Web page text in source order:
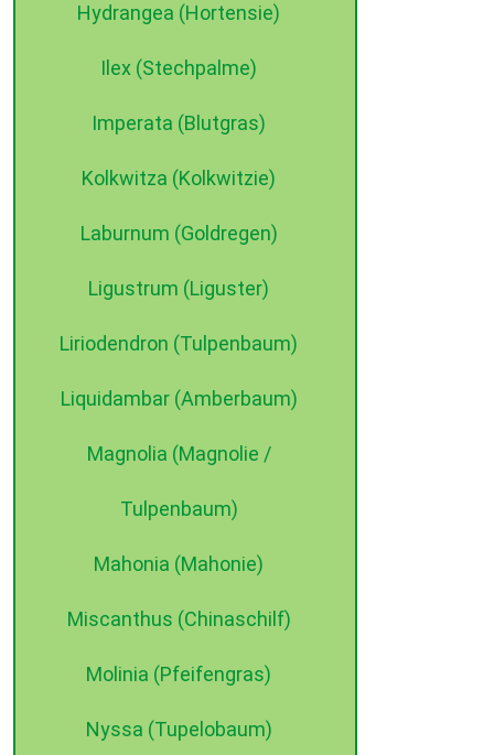
Hydrangea (Hortensie)
Ilex (Stechpalme)
Imperata (Blutgras)
Kolkwitza (Kolkwitzie)
Laburnum (Goldregen)
Ligustrum (Liguster)
Liriodendron (Tulpenbaum)
Liquidambar (Amberbaum)
Magnolia (Magnolie /
Tulpenbaum)
Mahonia (Mahonie)
Miscanthus (Chinaschilf)
Molinia (Pfeifengras)
Nyssa (Tupelobaum)